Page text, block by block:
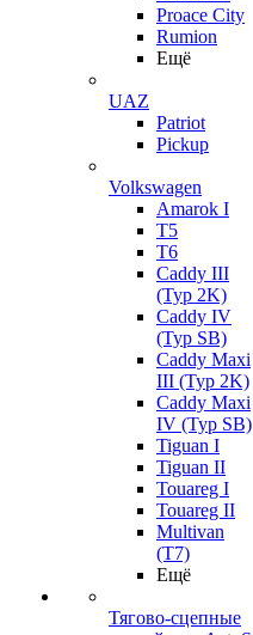
Proace City
Rumion
Ещё
UAZ
Patriot
Pickup
Volkswagen
Amarok I
T5
T6
Caddy III
(Typ 2K)
Caddy IV
(Typ SB)
Caddy Maxi
III (Typ 2K)
Caddy Maxi
IV (Typ SB)
Tiguan I
Tiguan II
Touareg I
Touareg II
Multivan
(T7)
Ещё
Тягово-сцепные